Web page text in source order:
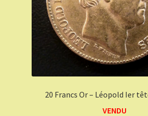
20 Francs Or – Léopold Ier
VENDU